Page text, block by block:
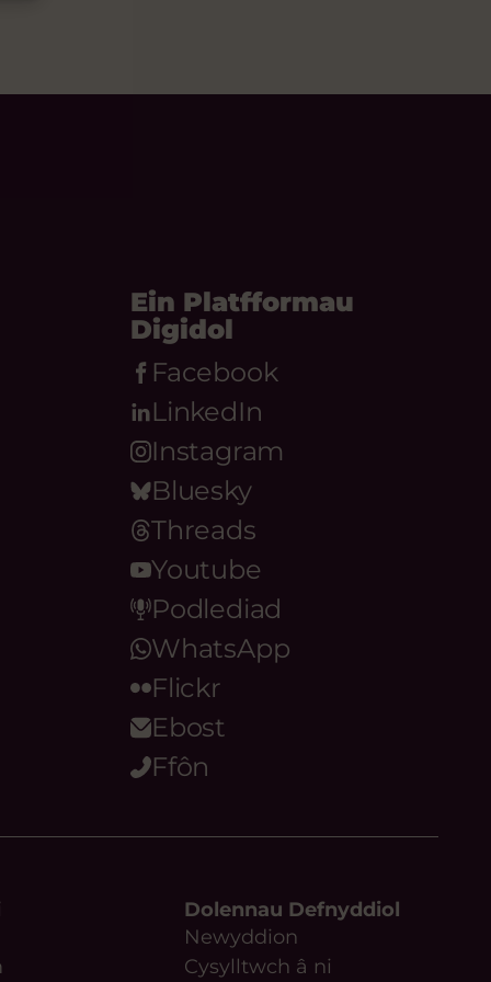
Ein Platfformau
Digidol
Facebook
LinkedIn
Instagram
Bluesky
Threads
Youtube
Podlediad
WhatsApp
Flickr
Ebost
Ffôn
Dolennau Defnyddiol
Newyddion
Cysylltwch â ni